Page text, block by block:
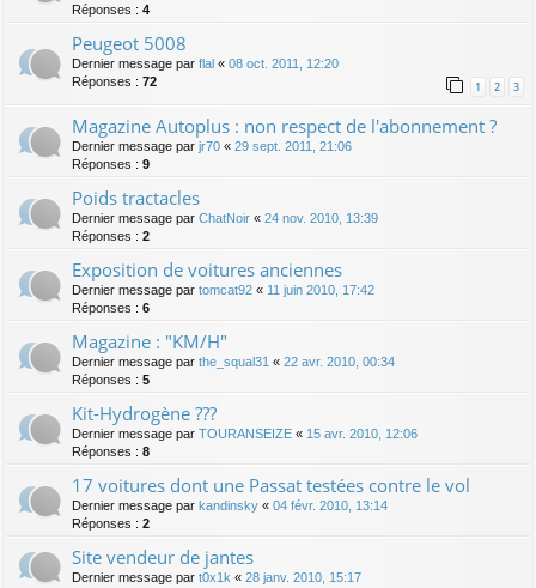
Réponses : 4
Peugeot 5008
Dernier message par flal « 08 oct. 2011, 12:20
Réponses : 72 1 2 3
Magazine Autoplus : non respect de l'abonnement ?
Dernier message par jr70 « 29 sept. 2011, 21:06
Réponses : 9
Poids tractacles
Dernier message par ChatNoir « 24 nov. 2010, 13:39
Réponses : 2
Exposition de voitures anciennes
Dernier message par tomcat92 « 11 juin 2010, 17:42
Réponses : 6
Magazine : "KM/H"
Dernier message par the_squal31 « 22 avr. 2010, 00:34
Réponses : 5
Kit-Hydrogène ???
Dernier message par TOURANSEIZE « 15 avr. 2010, 12:06
Réponses : 8
17 voitures dont une Passat testées contre le vol
Dernier message par kandinsky « 04 févr. 2010, 13:14
Réponses : 2
Site vendeur de jantes
Dernier message par t0x1k « 28 janv. 2010, 15:17